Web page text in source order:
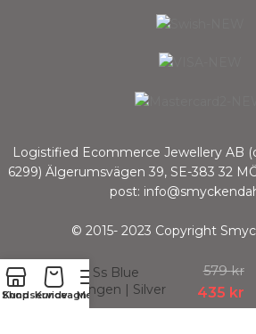
Logistified Ecommerce Jewellery AB
6299) Älgerumsvägen 39, SE-383 32
post:
© 2015- 2023 Copyright
Shop
Kundservice
KundvagnMeny
Holly Ss Blue
Örhängen | Silver
579kr
435 kr